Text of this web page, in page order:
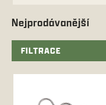
Nejprodávanější
FILTRACE